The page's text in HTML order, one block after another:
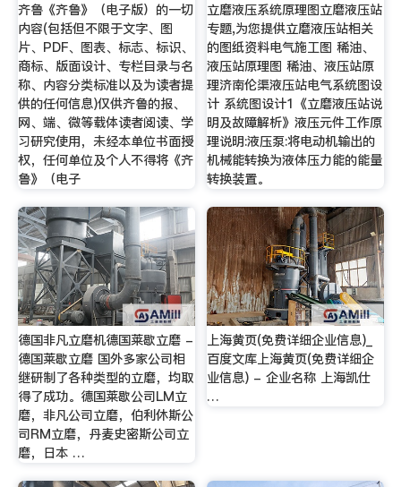
齐鲁《齐鲁》（电子版）的一切
内容(包括但不限于文字、图
片、PDF、图表、标志、标识、
商标、版面设计、专栏目录与名
称、内容分类标准以及为读者提
供的任何信息)仅供齐鲁的报、
网、端、微等载体读者阅读、学
习研究使用，未经本单位书面授
权，任何单位及个人不得将《齐
鲁》（电子
立磨液压系统原理图立磨液压站
专题,为您提供立磨液压站相关
的图纸资料电气施工图 稀油、
液压站原理图 稀油、液压站原
理济南伦渠液压站电气系统图设
计 系统图设计1《立磨液压站说
明及故障解析》液压元件工作原
理说明:液压泵:将电动机输出的
机械能转换为液体压力能的能量
转换装置。
德国非凡立磨机德国莱歇立磨 -
德国莱歇立磨 国外多家公司相
继研制了各种类型的立磨，均取
得了成功。德国莱歇公司LM立
磨，非凡公司立磨，伯利休斯公
司RM立磨，丹麦史密斯公司立
磨，日本 …
上海黄页(免费详细企业信息)_
百度文库上海黄页(免费详细企
业信息) - 企业名称 上海凯仕
…